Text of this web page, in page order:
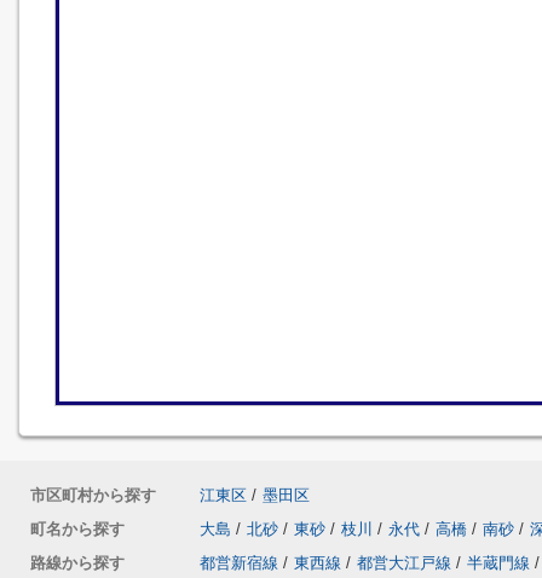
市区町村から探す 江東区 / 墨田区
町名から探す
大島 / 北砂 / 東砂 / 枝川 / 永代 / 高橋 / 南砂 /
路線から探す
都営新宿線 / 東西線 / 都営大江戸線 / 半蔵門線 /